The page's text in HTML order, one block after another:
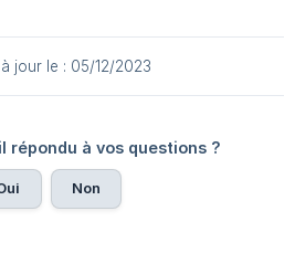
à jour le : 05/12/2023
à vos questions ?
Non